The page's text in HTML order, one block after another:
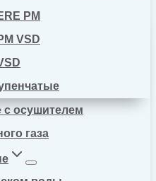
PM
VSD
с осушителем
газа